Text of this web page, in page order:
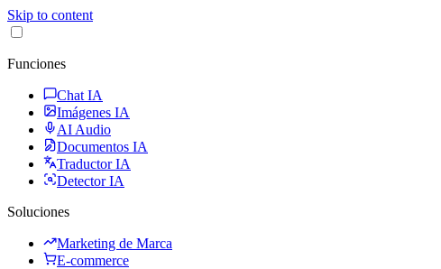
Skip to content
Funciones
Chat IA
Imágenes IA
AI Audio
Documentos IA
Traductor IA
Detector IA
Soluciones
Marketing de Marca
E-commerce